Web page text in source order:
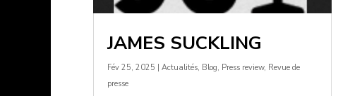
JAMES SUCKLING
Fév 25, 2025 Actualités, Blog, Press review, Revue de
presse